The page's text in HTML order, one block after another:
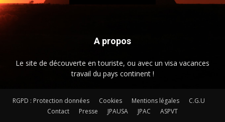
A propos
Le site de découverte en touriste, ou avec un visa vacances
travail du pays continent !
RGPD : Protection données Cookies Mentions légales
C.G.U
Contact
Presse JPAUSA JPAC ASPVT